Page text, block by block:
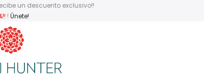
un descuento exclusivo!!
!Únete!